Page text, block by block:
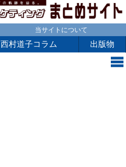
当サイトについて
西村道子コラム 出版物